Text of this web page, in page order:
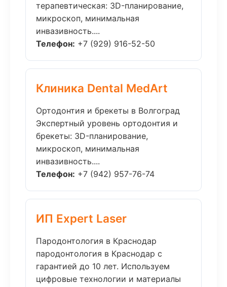
терапевтическая: 3D-планирование,
микроскоп, минимальная
инвазивность....
Телефон: +7 (929) 916-52-50
Клиника Dental MedArt
Ортодонтия и брекеты в Волгоград
Экспертный уровень ортодонтия и
брекеты: 3D-планирование,
микроскоп, минимальная
инвазивность....
Телефон: +7 (942) 957-76-74
ИП Expert Laser
Пародонтология в Краснодар
пародонтология в Краснодар с
гарантией до 10 лет. Используем
цифровые технологии и материалы